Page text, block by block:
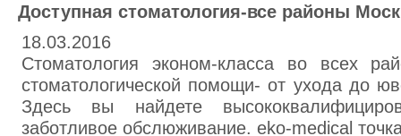
Доступная стоматология-все районы
18.03.2016
Стоматология эконом-класса во всех
стоматологической помощи- от ухода до
Здесь вы найдете
заботливое обслюживание. eko-medical